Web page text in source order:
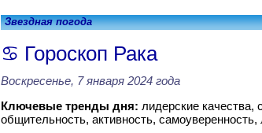
Звездная погода
Гороскоп Рака
Воскресенье, 7 января 2024 года
Ключевые тренды дня: лидерские качества,
общительность, активность,